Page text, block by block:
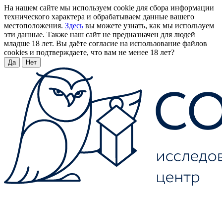
На нашем сайте мы используем cookie для сбора информации
технического характера и обрабатываем данные вашего
местоположения. Здесь вы можете узнать, как мы используем
эти данные. Также наш сайт не предназначен для людей
младше 18 лет. Вы даёте согласие на использование файлов
cookies и подтверждаете, что вам не менее 18 лет?
Да Нет